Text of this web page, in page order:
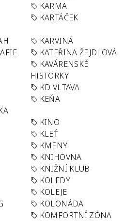
KARMA
KARTÁČEK
KARVINÁ
KATEŘINA ŽEJDLOVÁ
KAVÁRENSKÉ
HISTORKY
KD VLTAVA
KEŇA
KINO
KLEŤ
KMENY
KNIHOVNA
KNIŽNÍ KLUB
KOLEDY
KOLEJE
KOLONÁDA
KOMFORTNÍ ZÓNA